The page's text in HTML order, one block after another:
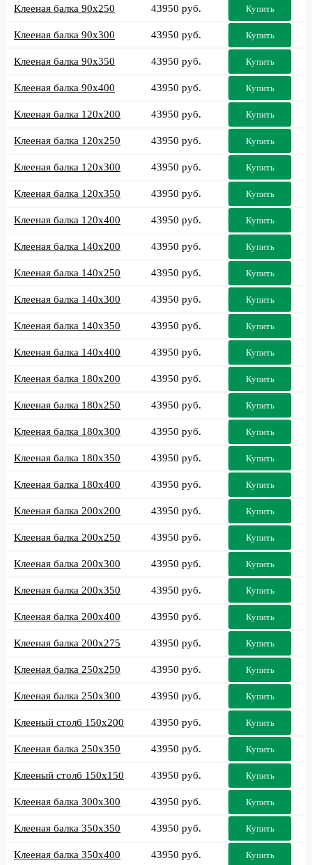
Клееная балка 90x250 43950 руб. Купить
Клееная балка 90x300 43950 руб. Купить
Клееная балка 90x350 43950 руб. Купить
Клееная балка 90x400 43950 руб. Купить
Клееная балка 120x200 43950 руб. Купить
Клееная балка 120x250 43950 руб. Купить
Клееная балка 120x300 43950 руб. Купить
Клееная балка 120x350 43950 руб. Купить
Клееная балка 120x400 43950 руб. Купить
Клееная балка 140x200 43950 руб. Купить
Клееная балка 140x250 43950 руб. Купить
Клееная балка 140x300 43950 руб. Купить
Клееная балка 140x350 43950 руб. Купить
Клееная балка 140x400 43950 руб. Купить
Клееная балка 180x200 43950 руб. Купить
Клееная балка 180x250 43950 руб. Купить
Клееная балка 180x300 43950 руб. Купить
Клееная балка 180x350 43950 руб. Купить
Клееная балка 180x400 43950 руб. Купить
Клееная балка 200x200 43950 руб. Купить
Клееная балка 200x250 43950 руб. Купить
Клееная балка 200x300 43950 руб. Купить
Клееная балка 200x350 43950 руб. Купить
Клееная балка 200x400 43950 руб. Купить
Клееная балка 200x275 43950 руб. Купить
Клееная балка 250x250 43950 руб. Купить
Клееная балка 250x300 43950 руб. Купить
Клееный столб 150x200 43950 руб. Купить
Клееная балка 250x350 43950 руб. Купить
Клееный столб 150x150 43950 руб. Купить
Клееная балка 300x300 43950 руб. Купить
Клееная балка 350x350 43950 руб. Купить
Клееная балка 350x400 43950 руб. Купить